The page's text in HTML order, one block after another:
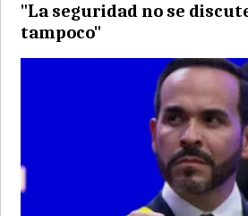
"La seguridad no se
tampoco"